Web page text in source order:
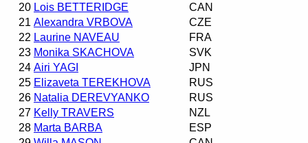
20 Lois BETTERIDGE
CAN
21 Alexandra VRBOVA
CZE
22 Laurine NAVEAU
FRA
23 Monika SKACHOVA
SVK
24 Airi YAGI
JPN
25 Elizaveta TEREKHOVA
RUS
26 Natalia DEREVYANKO
RUS
27 Kelly TRAVERS
NZL
28 Marta BARBA
ESP